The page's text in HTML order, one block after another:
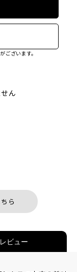
ございます。
ん
ら
レビュー